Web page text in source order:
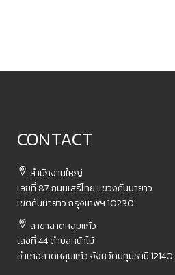
CONTACT
สำนักงานใหญ่
เลขที่ 87 ถนนเสรีไทย แขวงคันนายาว
เขตคันนายาว กรุงเทพฯ 10230
สาขาลาดหลุมแก้ว
เลขที่ 44 ตำบลหน้าไม้
อำเภอลาดหลุมแก้ว จังหวัดปทุมธานี 12140